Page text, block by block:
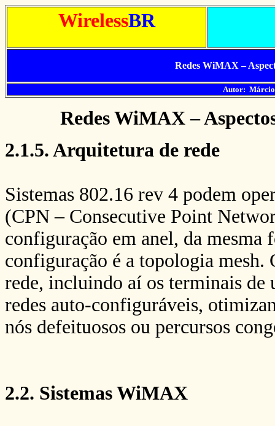
WirelessBR
Redes WiMAX –
Autor: Márcio
Redes WiMAX –
2.1.5. Arquitetura de rede
Sistemas 802.16 rev 4 podem
(CPN – Consecutive Point
configuração em anel, da mesma
configuração é a topologia mesh.
rede, incluindo aí os terminais de
redes auto-configuráveis,
nós defeituosos ou percursos
2.2. Sistemas WiMAX